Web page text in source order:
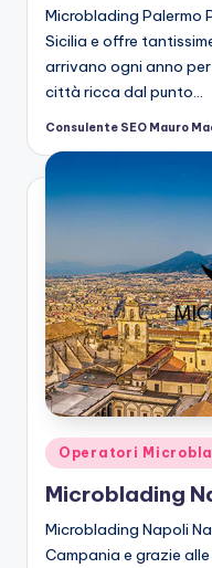
Microblading Palermo
Sicilia e offre
arrivano ogni anno
città ricca dal punto…
Posted
Consulente SEO Mauro
Posted
in
Operatori
Microblading
Microblading Napoli
Campania e grazie